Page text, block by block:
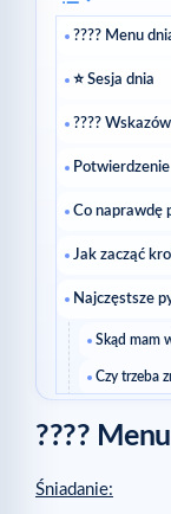
???? Menu
⭐ Sesja dnia
????
Co naprawdę
Jak zacząć
Najczęstsze
Skąd mam
Czy trzeba
????
Śniadanie: